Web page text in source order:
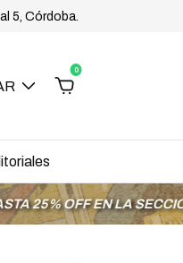
5, Córdoba.
0
OFF EN LA SECCIÓN